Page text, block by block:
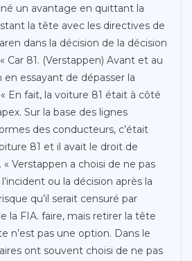
un avantage en quittant la
la tête avec les directives de
dans la décision de la décision
Car 81. (Verstappen) Avant et au
essayant de dépasser la
En fait, la voiture 81 était à côté
Sur la base des lignes
des conducteurs, c’était
81 et il avait le droit de
« Verstappen a choisi de ne pas
ou la décision après la
qu’il serait censuré par
la FIA. faire, mais retirer la tête
n’est pas une option. Dans le
ont souvent choisi de ne pas